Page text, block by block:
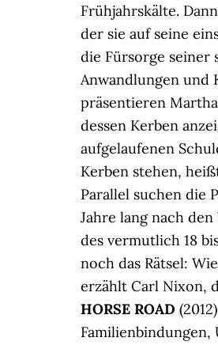
Frühjahrskälte.
der sie auf seine
die Fürsorge
Anwandlungen und
präsentieren
dessen Kerben
aufgelaufenen
Kerben stehen,
Parallel suchen die
Jahre lang nach
des vermutlich 18
noch das Rätsel:
erzählt Carl Nixon,
HORSE ROAD